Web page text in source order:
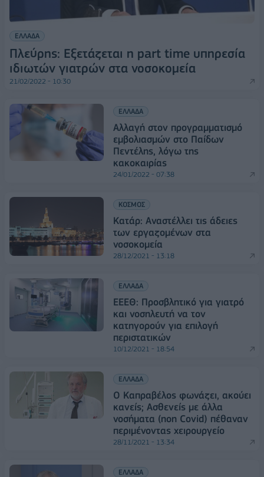
ΕΛΛΑΔΑ
Πλεύρης: Εξετάζεται η part time υπηρεσία
ιδιωτών γιατρών στα νοσοκομεία
21/02/2022 - 10:30
ΕΛΛΑΔΑ
Αλλαγή στον προγραμματισμό
εμβολιασμών στο Παίδων
Πεντέλης, λόγω της
κακοκαιρίας
24/01/2022 - 07:38
ΚΟΣΜΟΣ
Κατάρ: Αναστέλλει τις άδειες
των εργαζομένων στα
νοσοκομεία
28/12/2021 - 13:18
ΕΛΛΑΔΑ
ΕΕΕΘ: Προσβλητικό για γιατρό
και νοσηλευτή να τον
κατηγορούν για επιλογή
περιστατικών
10/12/2021 - 18:54
ΕΛΛΑΔΑ
Ο Καπραβέλος φωνάζει, ακούει
κανείς; Aσθενείς με άλλα
νοσήματα (non Covid) πέθαναν
περιμένοντας χειρουργείο
28/11/2021 - 13:34
ΕΛΛΑΔΑ